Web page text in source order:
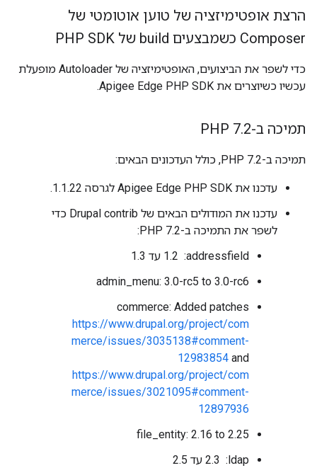
הרצת אופטימיזציה של טוען אוטומטי של
Composer כשמבצעים build של PHP SDK
כדי לשפר את הביצועים, האופטימיזציה של Autoloader מופעלת
עכשיו כשיוצרים את Apigee Edge PHP SDK.
תמיכה ב-PHP 7 .2
תמיכה ב-PHP 7.2, כולל העדכונים הבאים:
עדכנו את Apigee Edge PHP SDK לגרסה 1.1.22.
עדכנו את המודולים הבאים של Drupal contrib כדי
לשפר את התמיכה ב-PHP 7.2:
addressfield: ‏ 1.2 עד 1.3
admin_menu: 3.0-rc5 to 3.0-rc6
commerce: Added patches
https://www.drupal.org/project/com
merce/issues/3035138#comment-
12983854 and
https://www.drupal.org/project/com
merce/issues/3021095#comment-
12897936
file_entity: 2.16 to 2.25
‫ldap: ‏ 2.3 עד 2.5